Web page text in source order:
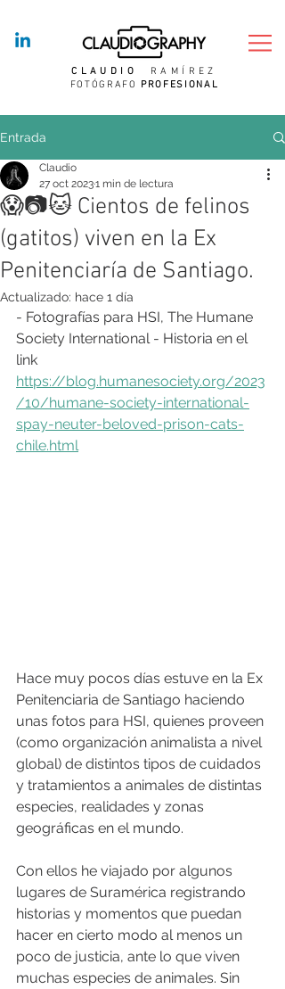
CLAUDIO
RAMÍREZ
FOTÓGRAFO PROFESIONAL
Entrada
😱📷🐱 Cientos de felinos
(gatitos) viven en la Ex
Penitenciaría de Santiago.
Claudio
27 oct 20231 min de lectura
Actualizado: hace 1 día
- Fotografías para HSI, The Humane
Society International - Historia en el
link
https://blog.humanesociety.org/2023
/10/humane-society-international-
spay-neuter-beloved-prison-cats-
chile.html
Hace muy pocos días estuve en la Ex
Penitenciaria de Santiago haciendo
unas fotos para HSI, quienes proveen
(como organización animalista a nivel
global) de distintos tipos de cuidados
y tratamientos a animales de distintas
especies, realidades y zonas
geográficas en el mundo.
Con ellos he viajado por algunos
lugares de Suramérica registrando
historias y momentos que puedan
hacer en cierto modo al menos un
poco de justicia, ante lo que viven
muchas especies de animales. Sin